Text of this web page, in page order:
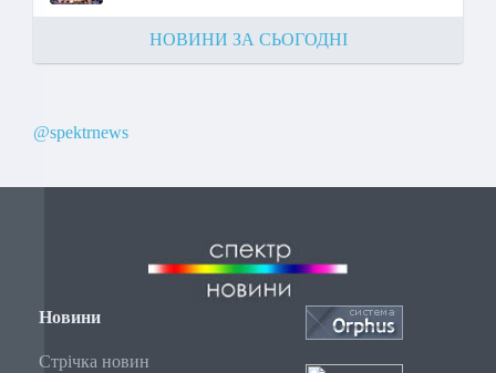
НОВИНИ ЗА СЬОГОДНІ
@spektrnews
Новини
Стрічка новин